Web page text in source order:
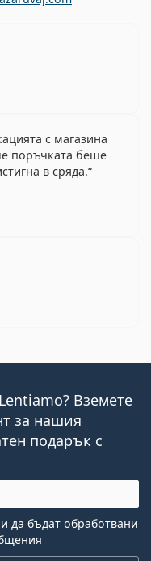
с магазина
поръчката беше
в сряда.
Вземете
за нашия
подарък с
да бъдат обработвани